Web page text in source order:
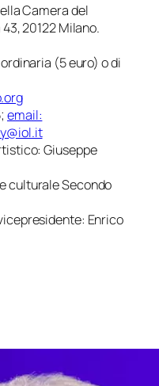
Camera del
20122 Milano.
(5 euro) o di
email:
Giuseppe
culturale Secondo
Enrico